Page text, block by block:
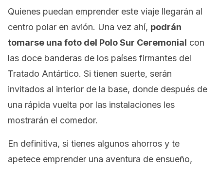
Quienes puedan emprender este viaje llegarán al
centro polar en avión. Una vez ahí, podrán
tomarse una foto del Polo Sur Ceremonial con
las doce banderas de los países firmantes del
Tratado Antártico. Si tienen suerte, serán
invitados al interior de la base, donde después de
una rápida vuelta por las instalaciones les
mostrarán el comedor.
En definitiva, si tienes algunos ahorros y te
apetece emprender una aventura de ensueño,